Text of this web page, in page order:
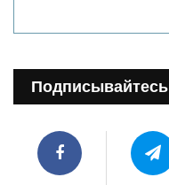
Подписывайтесь